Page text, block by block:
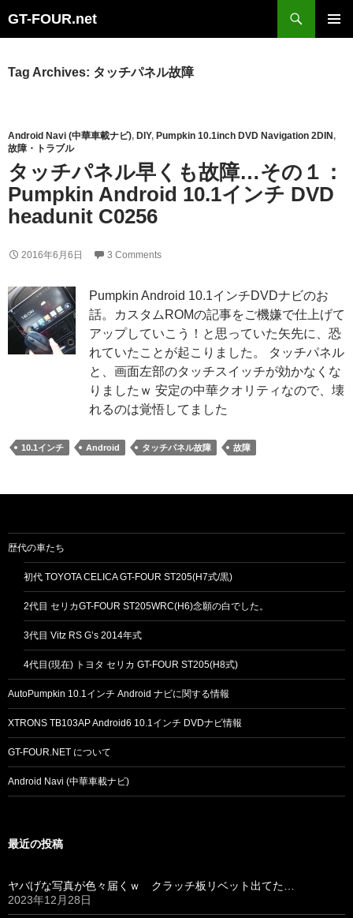
GT-FOUR.net
content
Tag Archives: タッチパネル故障
Android Navi (中華車載ナビ), DIY, Pumpkin 10.1inch DVD Navigation 2DIN ,
故障・トラブル
タッチパネル早くも故障…その１：
Pumpkin Android 10.1インチ DVD
headunit C0256
2016年6月6日 3 Comments
Pumpkin Android 10.1インチDVDナビのお
話。カスタムROMの記事をご機嫌で仕上げて
アップしていこう！と思っていた矢先に、恐
れていたことが起こりました。 タッチパネル
と、画面左部のタッチスイッチが効かなくな
りましたｗ 安定の中華クオリティなので、壊
れるのは覚悟してました
10.1インチ Android タッチパネル故障 故障
歴代の車たち
初代 TOYOTA CELICA GT-FOUR ST205(H7式/黒)
2代目 セリカGT-FOUR ST205WRC(H6)念願の白でした。
3代目 Vitz RS G’s 2014年式
4代目(現在) トヨタ セリカ GT-FOUR ST205(H8式)
AutoPumpkin 10.1インチ Android ナビに関する情報
XTRONS TB103AP Android6 10.1インチ DVDナビ情報
GT-FOUR.NET について
Android Navi (中華車載ナビ)
最近の投稿
ヤバげな写真が色々届くｗ クラッチ板リベット出てた…
2023年12月28日